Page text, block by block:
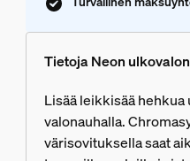
Tietoja Neon
Lisää leikkisää
valonauhalla.
värisovituksella saat